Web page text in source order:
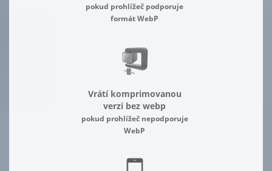
pokud prohlížeč podporuje
formát WebP
Vrátí komprimovanou
verzi bez webp
pokud prohlížeč nepodporuje
WebP